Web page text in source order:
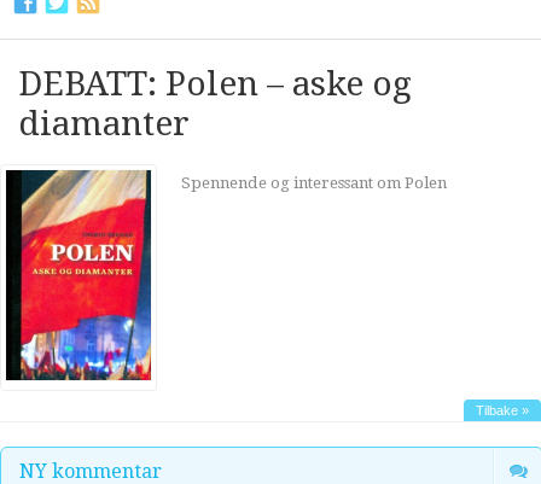
DEBATT: Polen – aske og
diamanter
Spennende og interessant om Polen
Tilbake »
NY kommentar